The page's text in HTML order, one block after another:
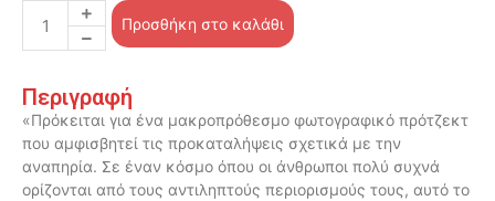
Προσθήκη στο καλάθι
Περιγραφή
«Πρόκειται για ένα μακροπρόθεσμο φωτογραφικό πρότζεκτ
που αμφισβητεί τις προκαταλήψεις σχετικά με την
αναπηρία. Σε έναν κόσμο όπου οι άνθρωποι πολύ συχνά
ορίζονται από τους αντιληπτούς περιορισμούς τους, αυτό το